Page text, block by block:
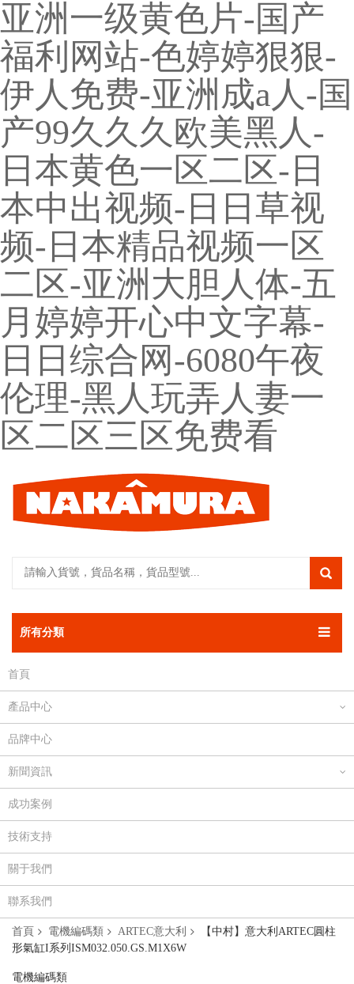
亚洲一级黄色片-国产
福利网站-色婷婷狠狠-
伊人免费-亚洲成a人-国
产99久久久欧美黑人-
日本黄色一区二区-日
本中出视频-日日草视
频-日本精品视频一区
二区-亚洲大胆人体-五
月婷婷开心中文字幕-
日日综合网-6080午夜
伦理-黑人玩弄人妻一
区二区三区免费看
所有分類
首頁
產品中心
品牌中心
新聞資訊
成功案例
技術支持
關于我們
聯系我們
首頁 電機編碼類 ARTEC意大利
【中村】意大利ARTEC圓柱
形氣缸I系列ISM032.050.GS.M1X6W
電機編碼類